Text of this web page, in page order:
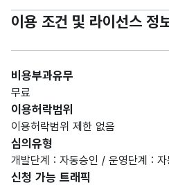
이용 조건 및 라이선스 정
비용부과유무
무료
이용허락범위
이용허락범위 제한 없음
심의유형
개발단계 : 자동승인 / 운영단계 : 자
신청 가능 트래픽